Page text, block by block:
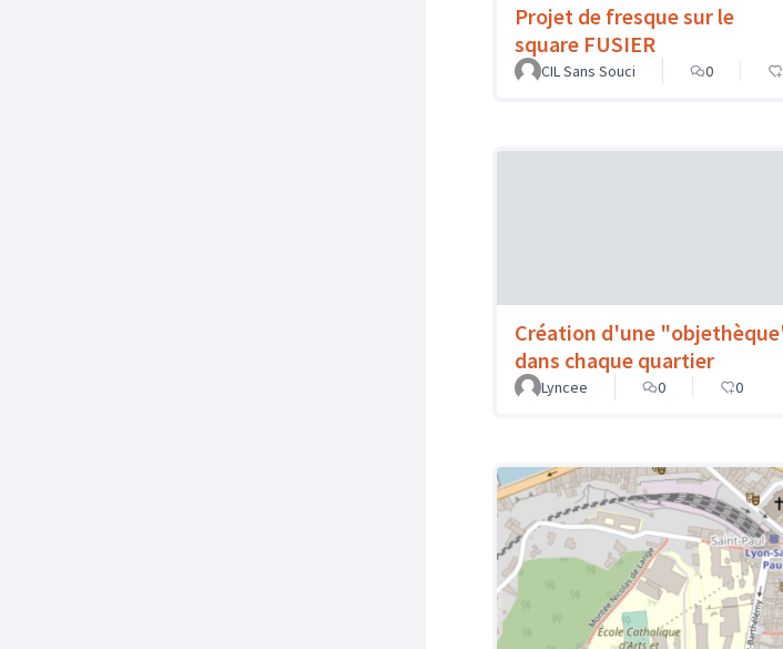
Projet de fresque sur le
square FUSIER
CIL Sans Souci
0
Création d'une
dans chaque quartier
Lyncee
0 0